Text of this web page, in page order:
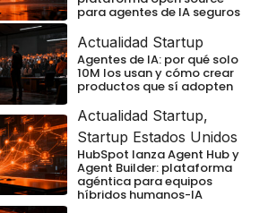
para agentes de IA seguros
Actualidad Startup
Agentes de IA: por qué solo
10M los usan y cómo crear
productos que sí adopten
Actualidad Startup,
Startup Estados Unidos
HubSpot lanza Agent Hub y
Agent Builder: plataforma
agéntica para equipos
híbridos humanos-IA